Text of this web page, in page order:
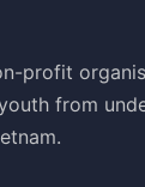
profit
from